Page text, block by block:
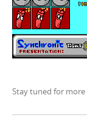
Stay tuned for more